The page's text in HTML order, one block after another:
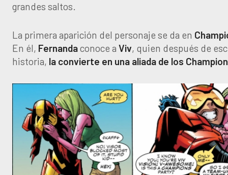
grandes saltos.
La primera aparición del personaje se da en
En él, Fernandaconoce a Viv, quien después de
historia, la convierte en una aliada de los